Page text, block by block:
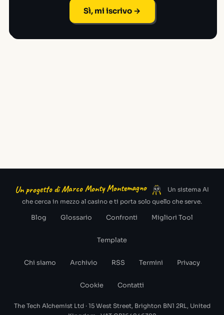
Sì, mi iscrivo →
Un progetto di Marco Monty Montemagno
Un sistema AI
che cerca in mezzo al casino e ti porta solo quello che serve.
Blog Glossario Confronti Migliori Tool
Template
Chi siamo Archivio RSS Termini Privacy
Cookie Contatti
The Tech Alchemist Ltd · 15 West Street, Brighton BN1 2RL, United